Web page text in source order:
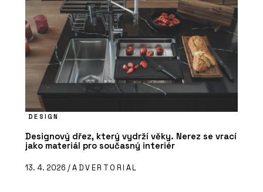
DESIGN
Designový dřez, který vydrží věky. Nerez se vrací
jako materiál pro současný interiér
13. 4. 2026 /ADVERTORIAL